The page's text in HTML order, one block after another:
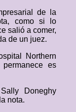
de la
como si lo
salió a comer,
de un juez.
Northern
es
Doneghy
nota.